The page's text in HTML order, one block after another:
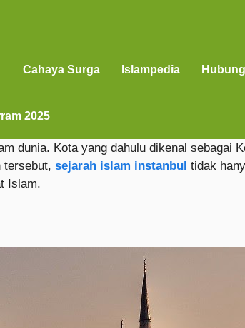
Cahaya Surga Islampedia
2025
dunia. Kota yang dahulu dikenal sebagai
tersebut, sejarah islam instanbul tidak
Islam.